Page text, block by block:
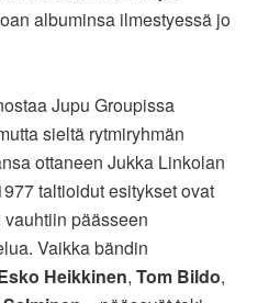
albuminsa ilmestyessä jo
Jupu Groupissa
sieltä rytmiryhmän
ottaneen Jukka Linkolan
taltioidut esitykset ovat
päässeen
Vaikka bändin
Heikkinen,Tom Bildo,